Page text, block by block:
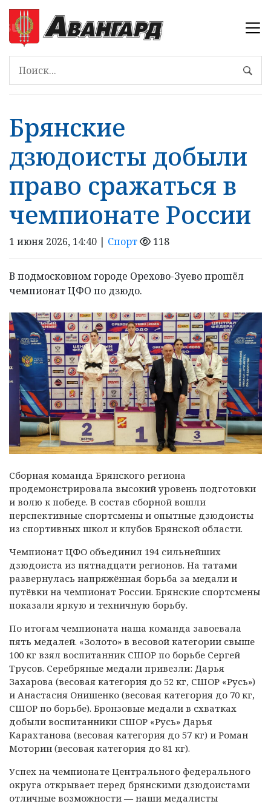
Брянские
дзюдоисты добыли
право сражаться в
чемпионате России
1 июня 2026, 14:40 | Спорт 118
В подмосковном городе Орехово-Зуево прошёл
чемпионат ЦФО по дзюдо.
Сборная команда Брянского региона
продемонстрировала высокий уровень подготовки
и волю к победе. В состав сборной вошли
перспективные спортсмены и опытные дзюдоисты
из спортивных школ и клубов Брянской области.
Чемпионат ЦФО объединил 194 сильнейших
дзюдоиста из пятнадцати регионов. На татами
развернулась напряжённая борьба за медали и
путёвки на чемпионат России. Брянские спортсмены
показали яркую и техничную борьбу.
По итогам чемпионата наша команда завоевала
пять медалей. «Золото» в весовой категории свыше
100 кг взял воспитанник СШОР по борьбе Сергей
Трусов. Серебряные медали привезли: Дарья
Захарова (весовая категория до 52 кг, СШОР «Русь»)
и Анастасия Онишенко (весовая категория до 70 кг,
СШОР по борьбе). Бронзовые медали в схватках
добыли воспитанники СШОР «Русь» Дарья
Карахтанова (весовая категория до 57 кг) и Роман
Моторин (весовая категория до 81 кг).
Успех на чемпионате Центрального федерального
округа открывает перед брянскими дзюдоистами
отличные возможности — наши медалисты